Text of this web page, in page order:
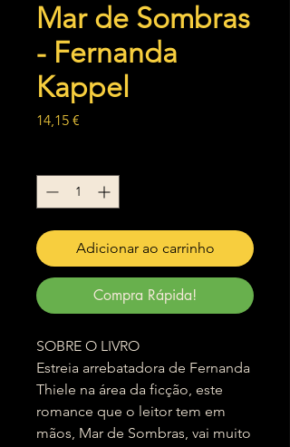
Mar de Sombras
- Fernanda
Kappel
14,15 €
Adicionar ao carrinho
Compra Rápida!
SOBRE O LIVRO
Estreia arrebatadora de Fernanda
Thiele na área da ficção, este
romance que o leitor tem em
mãos, Mar de Sombras, vai muito